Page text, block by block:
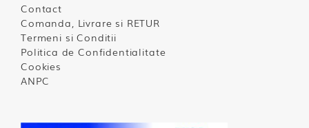
Contact
Comanda, Livrare si RETUR
Termeni si Conditii
Politica de Confidentialitate
Cookies
ANPC